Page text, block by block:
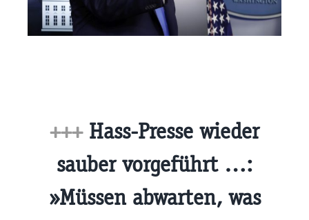
+++Hass-Presse wieder
sauber vorgeführt …:
»Müssen abwarten, was